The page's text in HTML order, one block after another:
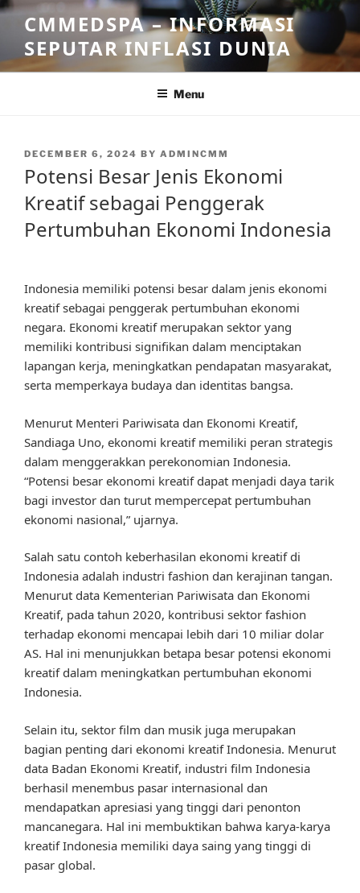
Skip
content
CMMEDSPA – INFORMASI
SEPUTAR INFLASI DUNIA
Menu
POSTED
DECEMBER 6, 2024 BY ADMINCMM
Potensi Besar Jenis Ekonomi
Kreatif sebagai Penggerak
Pertumbuhan Ekonomi Indonesia
Indonesia memiliki potensi besar dalam jenis ekonomi
kreatif sebagai penggerak pertumbuhan ekonomi
negara. Ekonomi kreatif merupakan sektor yang
memiliki kontribusi signifikan dalam menciptakan
lapangan kerja, meningkatkan pendapatan masyarakat,
serta memperkaya budaya dan identitas bangsa.
Menurut Menteri Pariwisata dan Ekonomi Kreatif,
Sandiaga Uno, ekonomi kreatif memiliki peran strategis
dalam menggerakkan perekonomian Indonesia.
“Potensi besar ekonomi kreatif dapat menjadi daya tarik
bagi investor dan turut mempercepat pertumbuhan
ekonomi nasional,” ujarnya.
Salah satu contoh keberhasilan ekonomi kreatif di
Indonesia adalah industri fashion dan kerajinan tangan.
Menurut data Kementerian Pariwisata dan Ekonomi
Kreatif, pada tahun 2020, kontribusi sektor fashion
terhadap ekonomi mencapai lebih dari 10 miliar dolar
AS. Hal ini menunjukkan betapa besar potensi ekonomi
kreatif dalam meningkatkan pertumbuhan ekonomi
Indonesia.
Selain itu, sektor film dan musik juga merupakan
bagian penting dari ekonomi kreatif Indonesia. Menurut
data Badan Ekonomi Kreatif, industri film Indonesia
berhasil menembus pasar internasional dan
mendapatkan apresiasi yang tinggi dari penonton
mancanegara. Hal ini membuktikan bahwa karya-karya
kreatif Indonesia memiliki daya saing yang tinggi di
pasar global.